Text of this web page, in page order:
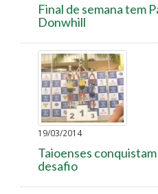
Final de semana tem
Donwhill
19/03/2014
Taioenses
desafio